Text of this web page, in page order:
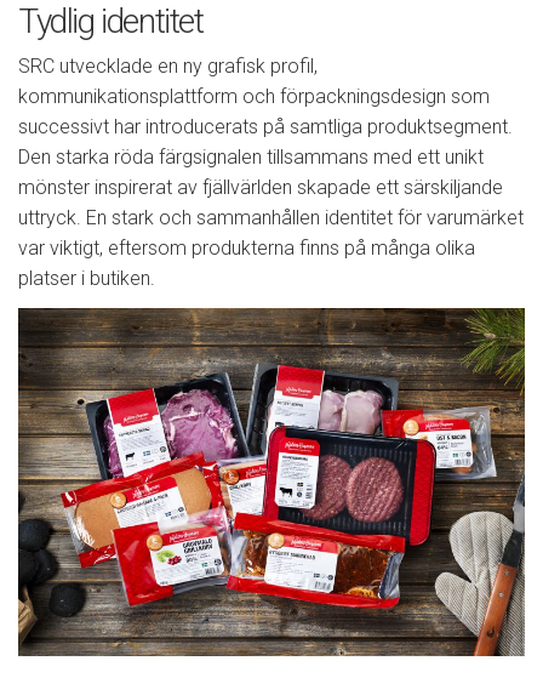
Tydlig identitet
SRC utvecklade en ny grafisk profil,
kommunikationsplattform och förpackningsdesign som
successivt har introducerats på samtliga produktsegment.
Den starka röda färgsignalen tillsammans med ett unikt
mönster inspirerat av fjällvärlden skapade ett särskiljande
uttryck. En stark och sammanhållen identitet för varumärket
var viktigt, eftersom produkterna finns på många olika
platser i butiken.